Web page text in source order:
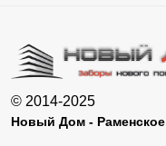
© 2014-2025
Новый Дом - Раменское